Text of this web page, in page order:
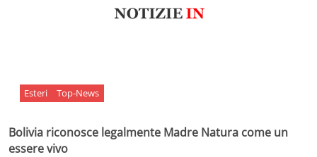
Esteri Top-News
Bolivia riconosce legalmente Madre Natura come un
essere vivo